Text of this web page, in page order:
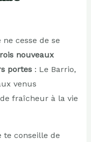
cesse de se
nouveaux
portes: Le Barrio,
venus
fraîcheur à la vie
te conseille de